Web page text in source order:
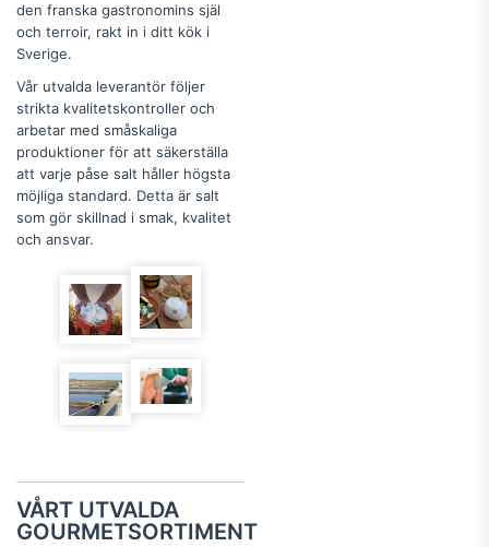
den franska gastronomins själ
och terroir, rakt in i ditt kök i
Sverige.
Vår utvalda leverantör följer
strikta kvalitetskontroller och
arbetar med småskaliga
produktioner för att säkerställa
att varje påse salt håller högsta
möjliga standard. Detta är salt
som gör skillnad i smak, kvalitet
och ansvar.
VÅRT UTVALDA
GOURMETSORTIMENT